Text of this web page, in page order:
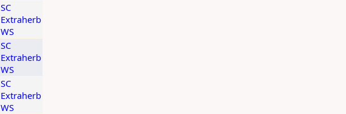
SC
Extraherb
WS
SC
Extraherb
WS
SC
Extraherb
WS